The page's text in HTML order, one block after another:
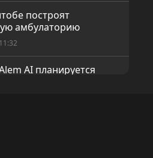
построят
амбулаторию
AI планируется